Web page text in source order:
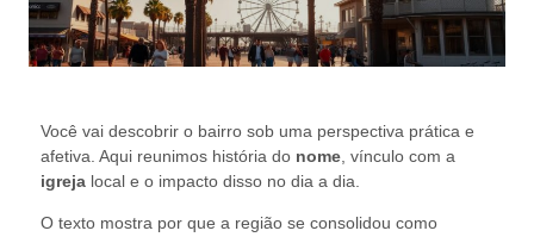
Você vai descobrir o bairro sob uma perspectiva prática e
afetiva. Aqui reunimos história do nome , vínculo com a
igreja local e o impacto disso no dia a dia.
O texto mostra por que a região se consolidou como